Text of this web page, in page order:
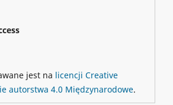
jest na licencji Creative
autorstwa 4.0 Międzynarodowe.